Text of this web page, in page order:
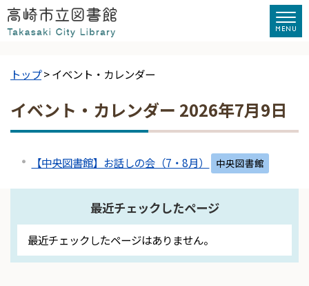
トップ> イベント・カレンダー
イベント・カレンダー 2026年7月9日
【中央図書館】お話しの会（7・8月） 中央図書館
最近チェックしたページ
最近チェックしたページはありません。